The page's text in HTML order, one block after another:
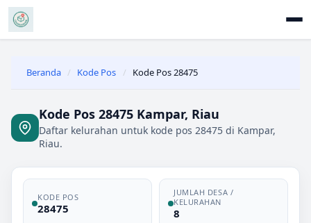
Beranda / Kode Pos / Kode Pos 28475
Kode Pos 28475 Kampar, Riau
Daftar kelurahan untuk kode pos 28475 di Kampar,
Riau.
KODE POS
28475
JUMLAH DESA /
KELURAHAN
8